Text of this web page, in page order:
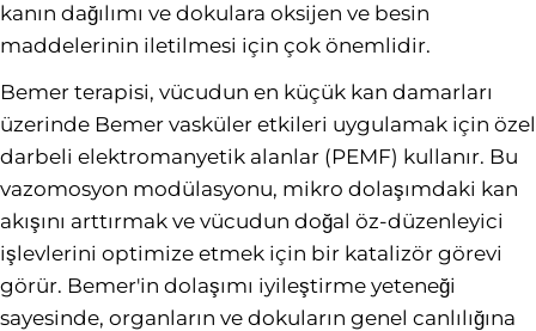
kanın dağılımı ve dokulara oksijen ve besin
maddelerinin iletilmesi için çok önemlidir.
Bemer terapisi, vücudun en küçük kan damarları
üzerinde Bemer vasküler etkileri uygulamak için özel
darbeli elektromanyetik alanlar (PEMF) kullanır. Bu
vazomosyon modülasyonu, mikro dolaşımdaki kan
akışını arttırmak ve vücudun doğal öz-düzenleyici
işlevlerini optimize etmek için bir katalizör görevi
görür. Bemer'in dolaşımı iyileştirme yeteneği
sayesinde, organların ve dokuların genel canlılığına